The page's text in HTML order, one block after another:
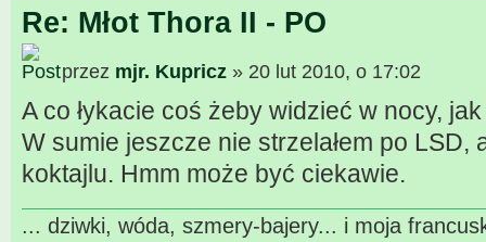
Re: Młot Thora II - PO
przez mjr. Kupricz » 20 lut 2010, o 17:02
A co łykacie coś żeby widzieć w nocy,
W sumie jeszcze nie strzelałem po LSD,
koktajlu. Hmm może być ciekawie.
... dziwki, wóda, szmery-bajery... i moja